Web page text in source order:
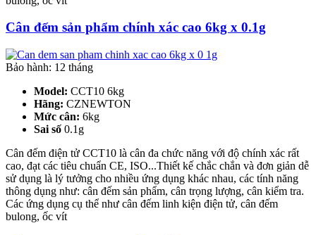
Cân đếm sản phẩm chính xác cao 6kg x 0.1g
Bảo hành: 12 tháng
Model: CCT10 6kg
Hãng: CZNEWTON
Mức cân: 6kg
Sai số 0.1g
Cân đếm điện tử CCT10 là cân đa chức năng với độ chính xác rất
cao, đạt các tiêu chuẩn CE, ISO...Thiết kế chắc chắn và đơn giản dễ
sử dụng là lý tưởng cho nhiều ứng dụng khác nhau, các tính năng
thông dụng như: cân đếm sản phẩm, cân trọng lượng, cân kiểm tra.
Các ứng dụng cụ thể như cân đếm linh kiện điện tử, cân đếm
bulong, ốc vít